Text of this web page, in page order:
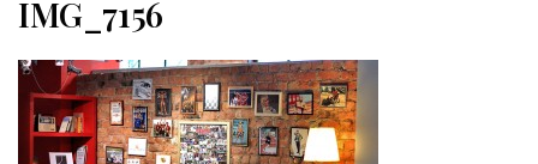
IMG_7156